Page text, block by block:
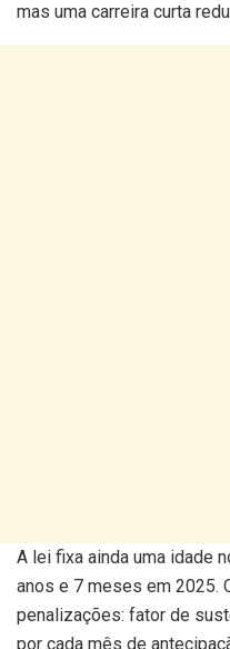
mas uma carreira curta
A lei fixa ainda uma idade
anos e 7 meses em 2025.
penalizações: fator de
por cada mês de